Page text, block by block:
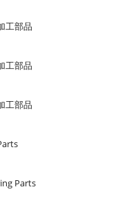
工部品
工部品
工部品
Parts